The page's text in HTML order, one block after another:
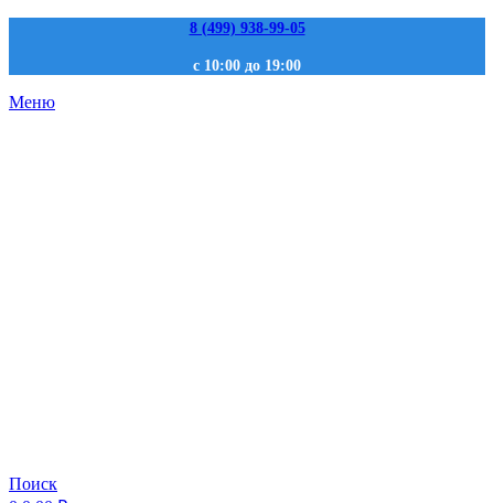
8 (499) 938-99-05
с 10:00 до 19:00
Меню
Поиск